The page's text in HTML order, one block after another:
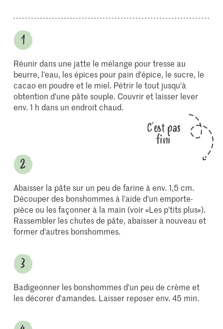
Réunir dans une jatte le mélange pour tresse au
beurre, l'eau, les épices pour pain d'épice, le sucre, le
cacao en poudre et le miel. Pétrir le tout jusqu'à
obtention d'une pâte souple. Couvrir et laisser lever
env. 1 h dans un endroit chaud.
C'est pas
fini
Abaisser la pâte sur un peu de farine à env. 1,5 cm.
Découper des bonshommes à l'aide d'un emporte-
pièce ou les façonner à la main (voir «Les p'tits plus»).
Rassembler les chutes de pâte, abaisser à nouveau et
former d'autres bonshommes.
Badigeonner les bonshommes d'un peu de crème et
les décorer d'amandes. Laisser reposer env. 45 min.